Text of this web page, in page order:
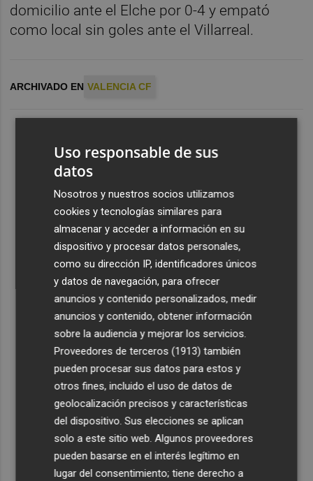
domicilio ante el Elche por 0-4 y empató
como local sin goles ante el Villarreal.
ARCHIVADO EN VALENCIA CF
Uso responsable de sus
datos
Nosotros y nuestros socios utilizamos
cookies y tecnologías similares para
almacenar y acceder a información en su
dispositivo y procesar datos personales,
como su dirección IP, identificadores únicos
y datos de navegación, para ofrecer
anuncios y contenido personalizados, medir
anuncios y contenido, obtener información
sobre la audiencia y mejorar los servicios.
Proveedores de terceros (1913) también
pueden procesar sus datos para estos y
otros fines, incluido el uso de datos de
geolocalización precisos y características
del dispositivo. Sus elecciones se aplican
solo a este sitio web. Algunos proveedores
pueden basarse en el interés legítimo en
lugar del consentimiento; tiene derecho a